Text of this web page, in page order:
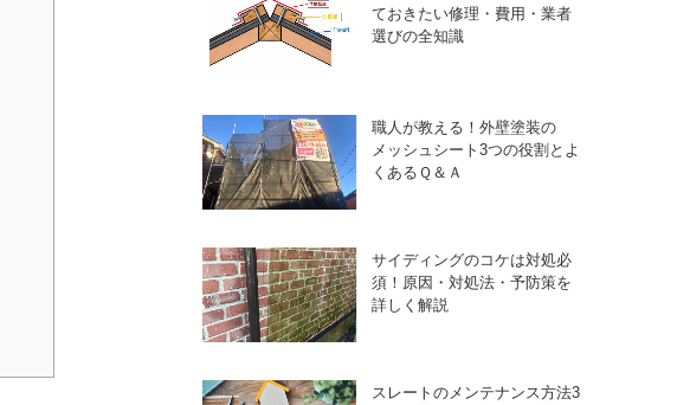
ておきたい修理・費用・業者
選びの全知識
職人が教える！外壁塗装の
メッシュシート3つの役割とよ
くあるＱ＆Ａ
サイディングのコケは対処必
須！原因・対処法・予防策を
詳しく解説
スレートのメンテナンス方法3